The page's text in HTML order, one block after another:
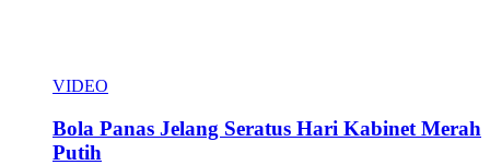
VIDEO
Bola Panas Jelang Seratus Hari Kabinet Merah
Putih